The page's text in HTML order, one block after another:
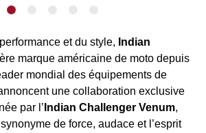
et du style, Indian
marque américaine de moto depuis
mondial des équipements de
une collaboration exclusive
par l’ Indian Challenger Venum,
de force, audace et l’esprit